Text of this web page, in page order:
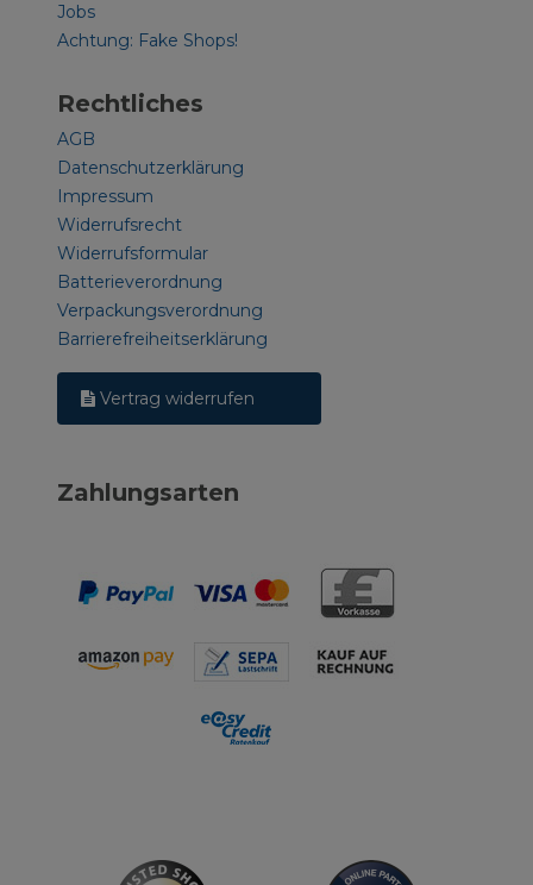
Jobs
Achtung: Fake Shops!
Rechtliches
AGB
Datenschutzerklärung
Impressum
Widerrufsrecht
Widerrufsformular
Batterieverordnung
Verpackungsverordnung
Barrierefreiheitserklärung
Vertrag widerrufen
Zahlungsarten